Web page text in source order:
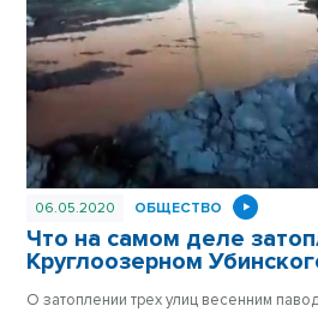
06.05.2020 ОБЩЕСТВО
Что на самом деле
Круглоозерном
О затоплении трех улиц весенним